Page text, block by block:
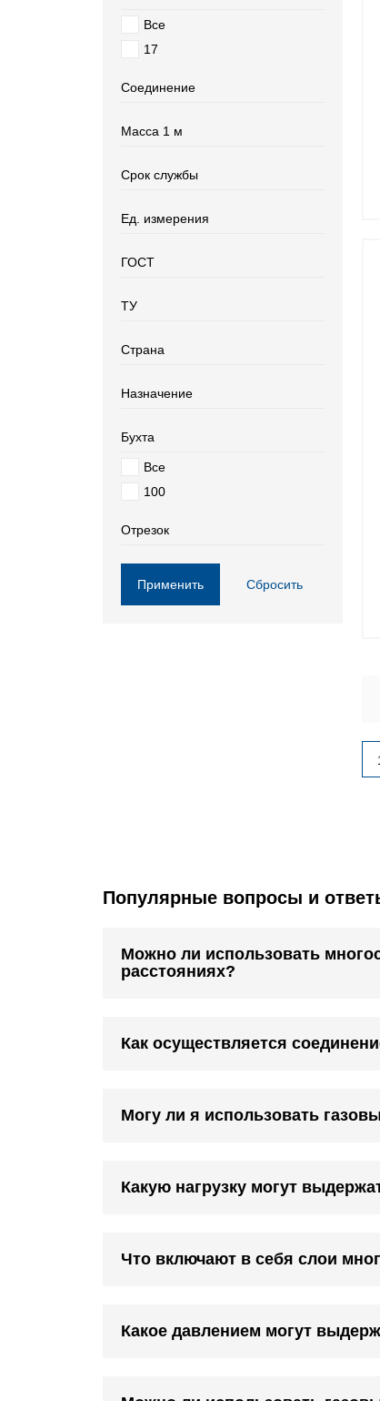
Все
17
Соединение
Масса 1 м
Срок службы
Ед. измерения
ГОСТ
ТУ
Страна
Назначение
Бухта
Все
100
Отрезок
Применить Сбросить
Популярные вопросы и
Можно ли использовать
расстояниях?
Как осуществляется
Могу ли я использовать
Какую нагрузку могут
Что включают в себя слои
Какое давлением могут